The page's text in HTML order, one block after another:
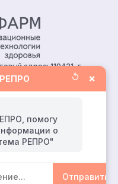
адрес: 119421, г.
корп.1, этаж 5, ком.128.
Москва, ул.
претензии от
Косметикс»
10 75
заявления о
прав (ч. 2 ст. 10, 149-
технологиях и о
↺ ×
помогу
о
Отправить